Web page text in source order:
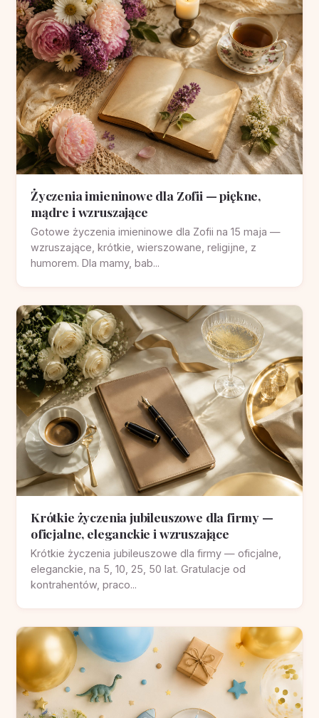
Życzenia imieninowe dla Zofii — piękne,
mądre i wzruszające
Gotowe życzenia imieninowe dla Zofii na 15 maja —
wzruszające, krótkie, wierszowane, religijne, z
humorem. Dla mamy, bab...
Krótkie życzenia jubileuszowe dla firmy —
oficjalne, eleganckie i wzruszające
Krótkie życzenia jubileuszowe dla firmy — oficjalne,
eleganckie, na 5, 10, 25, 50 lat. Gratulacje od
kontrahentów, praco...